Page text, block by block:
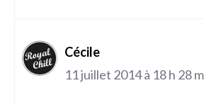
Cécile
11 juillet 2014 à 18 h 28